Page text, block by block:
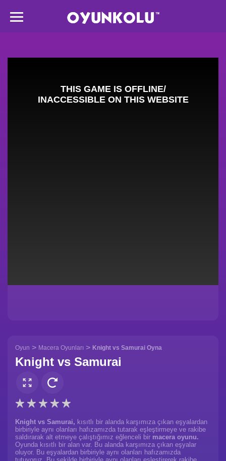
Oyun > Macera Oyunları > Knight vs Samurai Oyna
Knight vs Samurai
Knight vs Samurai, kısıtlı bir alanda karşımıza çıkan eşyalardan
birbiriyle aynı olanları hafızamızda tutarak eşleştirmeye ve rakibe
saldırarak alt etmeye çalıştığımız eğlenceli bir macera oyunu.
Oyunda kısıtlı bir alan var. Bu alanda karşımıza çıkan eşyalar
oluyor. Bu eşyalardan birbiriyle aynı olanları hafızamızda